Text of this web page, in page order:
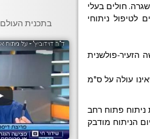
חולים בעלי
לטיפול ניתוחי
הזעיר-פולשנית
עולה על ס"מ
ניתוח פתוח רחב
הניתוח מודבק
בתכנית העולם